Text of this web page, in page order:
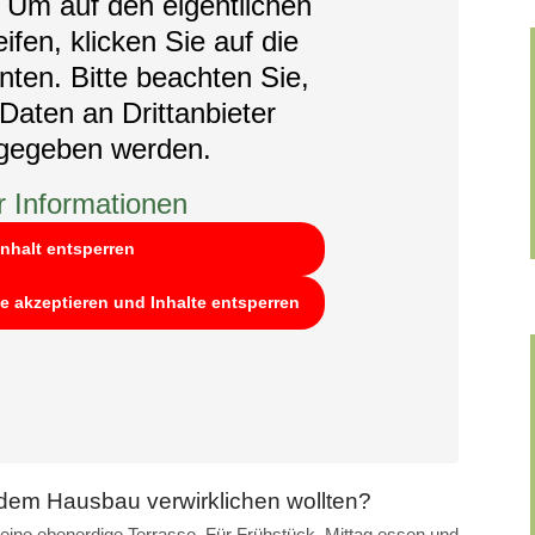
klicken Sie auf die
Bitte beachten Sie,
an Drittanbieter
werden.
Informationen
entsperren
akzeptieren und Inhalte entsperren
Hausbau verwirklichen wollten?